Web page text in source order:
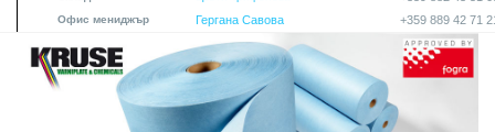
Офис мениджър Гергана Савова +359 889 42 71